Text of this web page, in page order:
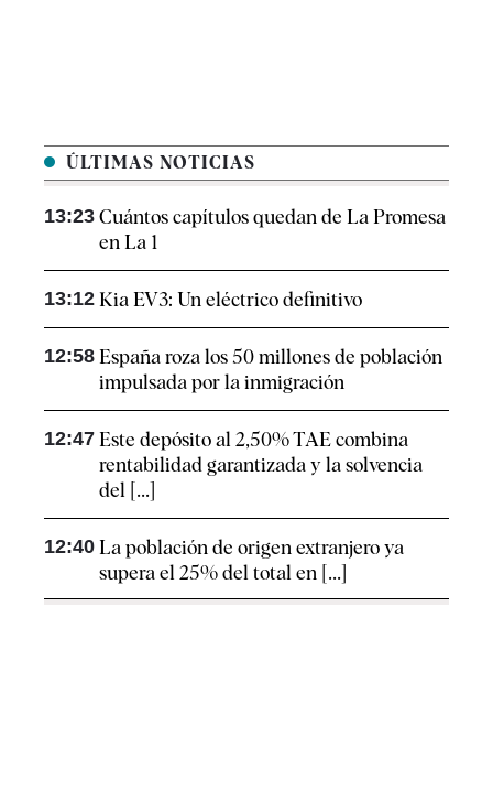
ÚLTIMAS NOTICIAS
13:23 Cuántos capítulos quedan de La Promesa
en La 1
13:12 Kia EV3: Un eléctrico definitivo
12:58 España roza los 50 millones de población
impulsada por la inmigración
12:47 Este depósito al 2,50% TAE combina
rentabilidad garantizada y la solvencia
del [...]
12:40 La población de origen extranjero ya
supera el 25% del total en [...]